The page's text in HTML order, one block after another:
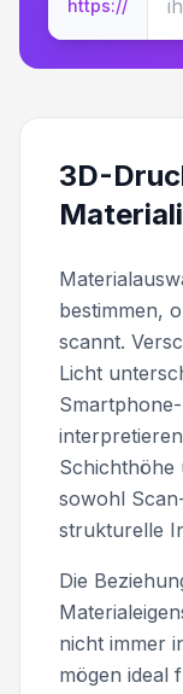
https://
3D-
bestimmen,
scannt.
Licht
Schichthöhe
sowohl
strukturelle
Die
nicht immer
mögen ideal